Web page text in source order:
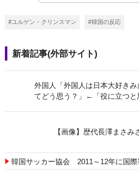
#ユルゲン・クリンスマン #韓国の反応
新着記事(外部サイト)
外国人「外国人は日本大好き
てどう思う？」←「役に立つと
【画像】歴代長澤まさ
韓国サッカー協会 2011～12年に国際